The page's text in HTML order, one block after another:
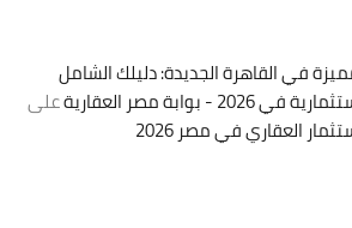
في القاهرة الجديدة: دليلك الشامل
- بوابة مصر العقارية
على
العقاري في مصر 2026